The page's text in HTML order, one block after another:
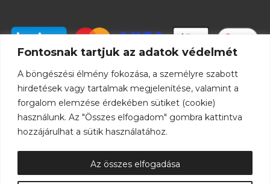
Fontosnak tartjuk az adatok védelmét
A böngészési élmény fokozása, a személyre szabott
hirdetések vagy tartalmak megjelenítése, valamint a
forgalom elemzése érdekében sütiket (cookie)
használunk. Az "Összes elfogadom" gombra kattintva
hozzájárulhat a sütik használatához.
Az összes elfogadása